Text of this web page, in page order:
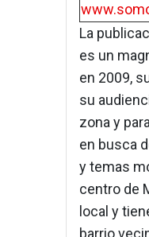
La
es un
en 2009,
su
zona y
en busca
y temas
centro de
local y
barrio